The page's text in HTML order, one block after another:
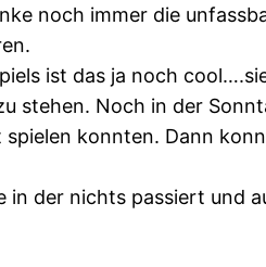
noch immer die
ist das ja noch
stehen. Noch in der
konnten. Dann
der nichts passiert und